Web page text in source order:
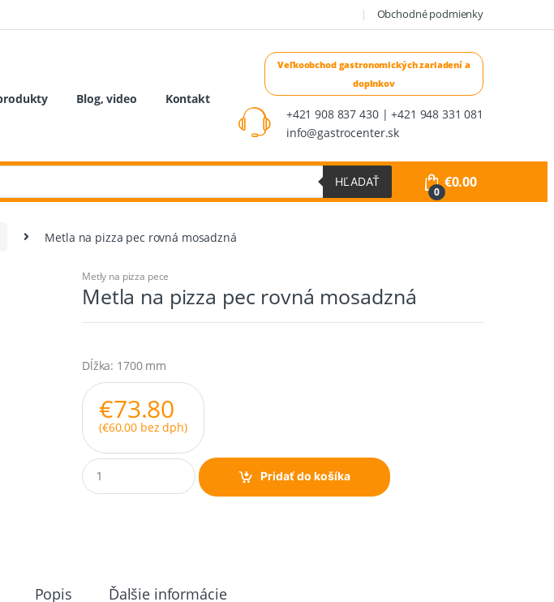
Obchodné podmienky
Blog, video
Kontakt
+421 908 837 430 | +421 948 331 081
info@gastrocenter.sk
HĽADAŤ
0
€0.00
Metla na pizza pec rovná mosadzná
Metly na pizza pece
Metla na pizza pec rovná mosadzná
Dĺžka: 1700 mm
€73.80
(€60.00 bez dph)
Q
u
Pridať do košíka
Popis Ďalšie informácie